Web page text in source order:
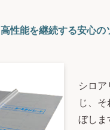
高性能を継続する安心の
シロ
じ、
ぼしま